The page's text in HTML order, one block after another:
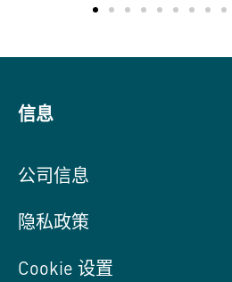
信息
公司信息
隐私政策
Cookie 设置